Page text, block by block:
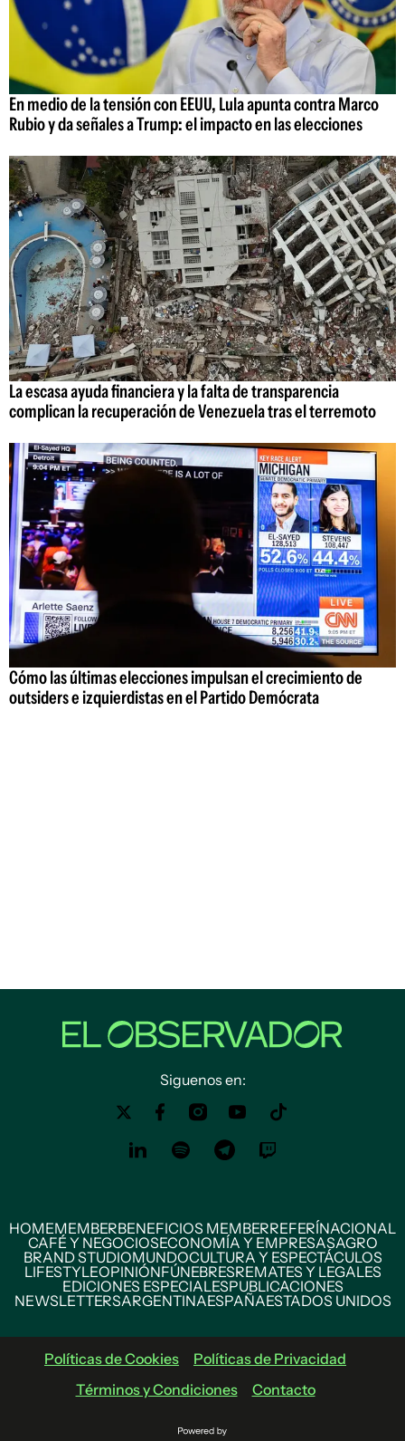
En medio de la tensión con EEUU, Lula apunta contra Marco
Rubio y da señales a Trump: el impacto en las elecciones
La escasa ayuda financiera y la falta de transparencia
complican la recuperación de Venezuela tras el terremoto
Cómo las últimas elecciones impulsan el crecimiento de
outsiders e izquierdistas en el Partido Demócrata
Siguenos en:
HOMEMEMBERBENEFICIOS MEMBERREFERÍNACIONAL
CAFÉ Y NEGOCIOSECONOMÍA Y EMPRESASAGRO
BRAND STUDIOMUNDOCULTURA Y ESPECTÁCULOS
LIFESTYLEOPINIÓNFÚNEBRESREMATES Y LEGALES
EDICIONES ESPECIALESPUBLICACIONES
NEWSLETTERSARGENTINAESPAÑAESTADOS UNIDOS
Políticas de Cookies
Políticas de Privacidad
Términos y Condiciones
Contacto